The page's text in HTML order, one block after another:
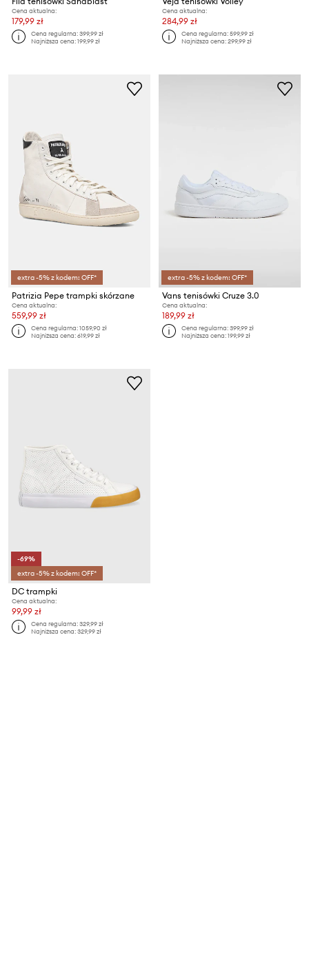
Cena aktualna:
179,99 zł
Cena regularna:399,99 zł
Najniższa cena:199,99 zł
Cena aktualna:
284,99 zł
Cena regularna:599,99 zł
Najniższa cena:299,99 zł
extra -5% z kodem: OFF*
Patrizia Pepe trampki skórzane
Cena aktualna:
559,99 zł
Cena regularna:1059,90 zł
Najniższa cena:619,99 zł
extra -5% z kodem: OFF*
Vans tenisówki Cruze 3.0
Cena aktualna:
189,99 zł
Cena regularna:399,99 zł
Najniższa cena:199,99 zł
-69%
extra -5% z kodem: OFF*
DC trampki
Cena aktualna:
99,99 zł
Cena regularna:329,99 zł
Najniższa cena:329,99 zł